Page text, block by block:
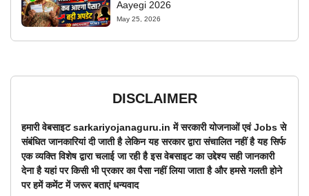
Aayegi 2026
May 25, 2026
DISCLAIMER
हमारी वेबसाइट sarkariyojanaguru.in में सरकारी योजनाओं एवं Jobs से
संबंधित जानकारियां दी जाती है लेकिन यह सरकार द्वारा संचालित नहीं है यह सिर्फ
एक व्यक्ति विशेष द्वारा चलाई जा रही है इस वेबसाइट का उद्देश्य सही जानकारी
देना है यहां पर किसी भी प्रकार का पैसा नहीं लिया जाता है और हमसे गलती होने
पर हमें कमेंट में जरूर बताएं धन्यवाद